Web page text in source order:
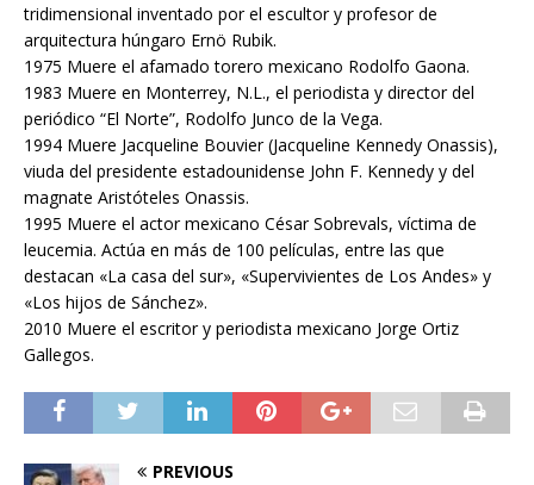
tridimensional inventado por el escultor y profesor de
arquitectura húngaro Ernö Rubik.
1975 Muere el afamado torero mexicano Rodolfo Gaona.
1983 Muere en Monterrey, N.L., el periodista y director del
periódico “El Norte”, Rodolfo Junco de la Vega.
1994 Muere Jacqueline Bouvier (Jacqueline Kennedy Onassis),
viuda del presidente estadounidense John F. Kennedy y del
magnate Aristóteles Onassis.
1995 Muere el actor mexicano César Sobrevals, víctima de
leucemia. Actúa en más de 100 películas, entre las que
destacan «La casa del sur», «Supervivientes de Los Andes» y
«Los hijos de Sánchez».
2010 Muere el escritor y periodista mexicano Jorge Ortiz
Gallegos.
PREVIOUS